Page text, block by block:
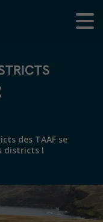
des TAAF se
districts !